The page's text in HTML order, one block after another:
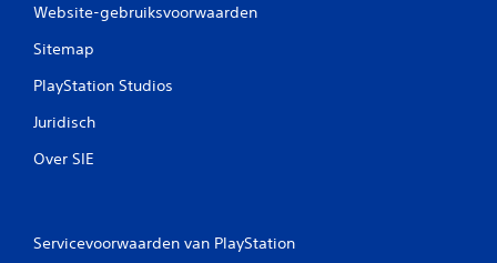
Website-gebruiksvoorwaarden
Sitemap
PlayStation Studios
Juridisch
Over SIE
Servicevoorwaarden van PlayStation